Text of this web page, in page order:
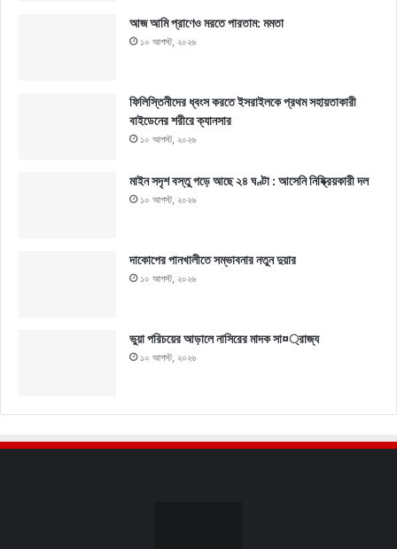
আজ আমি প্রাণেও মরতে পারতাম: মমতা
১০ আগস্ট, ২০২৬
ফিলিস্তিনীদের ধ্বংস করতে ইসরাইলকে প্রথম সহায়তাকারী
বাইডেনের শরীরে ক্যানসার
১০ আগস্ট, ২০২৬
মাইন সদৃশ বস্তু পড়ে আছে ২৪ ঘণ্টা : আসেনি নিষ্ক্রিয়কারী দল
১০ আগস্ট, ২০২৬
দাকোপের পানখালীতে সম্ভাবনার নতুন দুয়ার
১০ আগস্ট, ২০২৬
ভুয়া পরিচয়ের আড়ালে নাসিরের মাদক সা¤্রাজ্য
১০ আগস্ট, ২০২৬